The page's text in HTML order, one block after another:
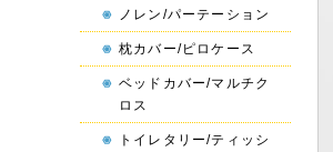
ノレン/パーテーション
枕カバー/ピロケース
ベッドカバー/マルチク
ロス
トイレタリー/ティッシ